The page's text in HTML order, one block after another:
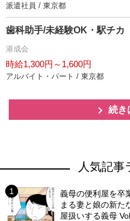
派遣社員 / 東京都
歯科助手/未経験OK・駅チカ
港成会
時給1,300円～1,600円
アルバイト・パート / 東京都
続き
人気記事
義母の便利屋を卒
まる妻と娘の新た
屋扱いする義母